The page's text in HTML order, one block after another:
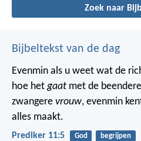
Zoek naar
Bijbeltekst van de dag
Evenmin als u weet wat de
hoe hetgaat met de
zwangere vrouw, evenmin
alles maakt.
Prediker 11:5 God begrijpen